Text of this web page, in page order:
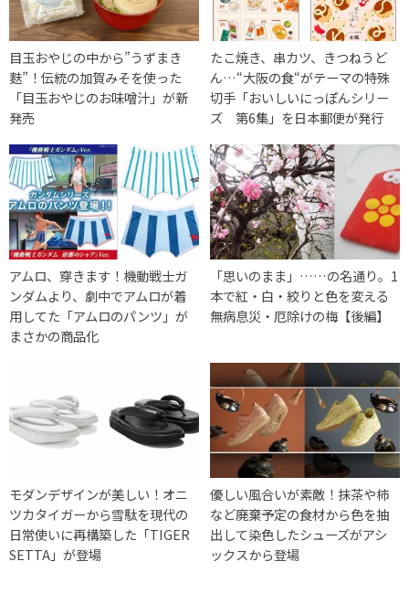
目玉おやじの中から”うずまき
麩”！伝統の加賀みそを使った
「目玉おやじのお味噌汁」が新
発売
たこ焼き、串カツ、きつねうど
ん…“大阪の食“がテーマの特殊
切手「おいしいにっぽんシリー
ズ 第6集」を日本郵便が発行
アムロ、穿きます！機動戦士ガ
ンダムより、劇中でアムロが着
用してた「アムロのパンツ」が
まさかの商品化
「思いのまま」……の名通り。1
本で紅・白・絞りと色を変える
無病息災・厄除けの梅【後編】
モダンデザインが美しい！オニ
ツカタイガーから雪駄を現代の
日常使いに再構築した「TIGER
SETTA」が登場
優しい風合いが素敵！抹茶や柿
など廃棄予定の食材から色を抽
出して染色したシューズがアシ
ックスから登場